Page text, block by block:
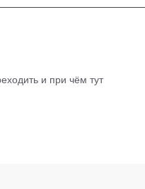
и при чём тут